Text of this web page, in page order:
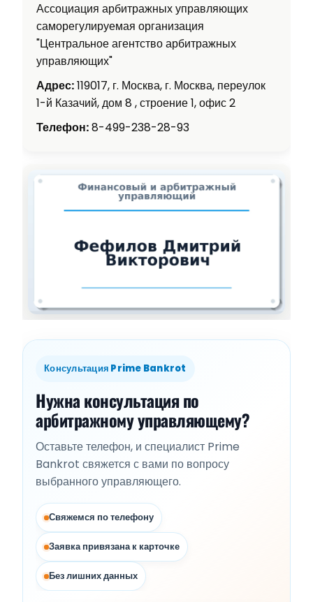
Ассоциация арбитражных управляющих
саморегулируемая организация
"Центральное агентство арбитражных
управляющих"
Адрес:119017, г. Москва, г. Москва, переулок
1-й Казачий, дом 8 , строение 1, офис 2
Телефон:8-499-238-28-93
Консультация Prime Bankrot
Нужна консультация по
арбитражному управляющему?
Оставьте телефон, и специалист Prime
Bankrot свяжется с вами по вопросу
выбранного управляющего.
Свяжемся по телефону
Заявка привязана к карточке
Без лишних данных